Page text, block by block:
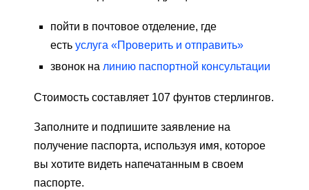
пойти в почтовое отделение, где
есть услуга «Проверить и отправить»
звонок на линию паспортной консультации
Стоимость составляет 107 фунтов стерлингов.
Заполните и подпишите заявление на
получение паспорта, используя имя, которое
вы хотите видеть напечатанным в своем
паспорте.